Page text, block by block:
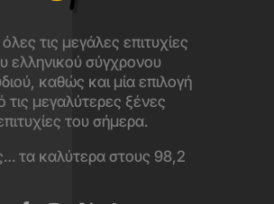
όλες τις μεγάλες επιτυχίες
ελληνικού σύγχρονου
καθώς και μία επιλογή
τις μεγαλύτερες ξένες
του σήμερα.
τα καλύτερα στους 98,2